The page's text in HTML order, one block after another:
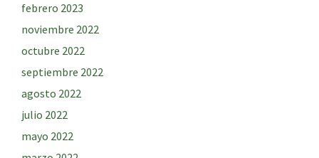
febrero 2023
noviembre 2022
octubre 2022
septiembre 2022
agosto 2022
julio 2022
mayo 2022